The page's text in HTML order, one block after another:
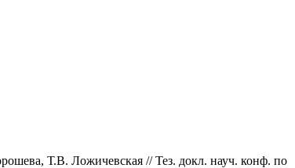
Т.В. Ложичевская // Тез. докл. науч. конф. по